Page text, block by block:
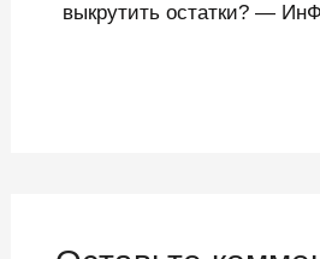
выкрутить остатки? —